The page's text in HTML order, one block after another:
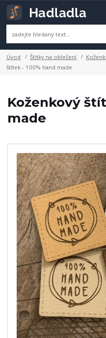
Úvod Štítky na oblečení
štítek - 100% hand made
Koženkový
made